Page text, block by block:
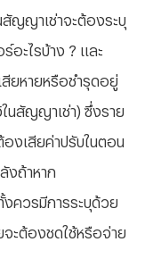
สัญญาเช่าจะต้องระบุ
อะไรบ้าง ? และ
สียหายหรือชำรุดอยู่
นสัญญาเช่า) ซึ่งราย
องเสียค่าปรับในตอน
งถ้าหาก
ควรมีการระบุด้วย
จะต้องชดใช้หรือจ่าย